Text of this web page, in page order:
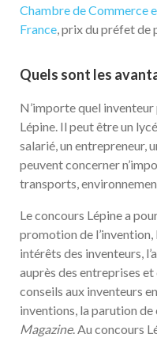
Chambre de Commerce
France, prix du préfet de
Quels sont les
N’importe quel inventeur
Lépine. Il peut être un
salarié, un entrepreneur,
peuvent concerner
transports,
Le concours Lépine a
promotion de
intérêts des inventeurs,
auprès des entreprises
conseils aux inventeurs
inventions, la parution de
Magazine. Au concours